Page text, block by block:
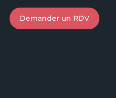
Demander un RDV